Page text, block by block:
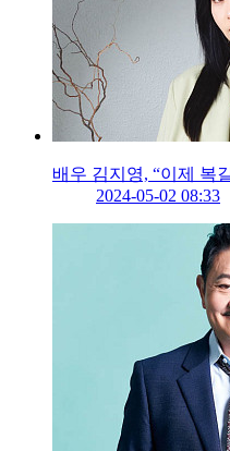
배우 김지영, “이제 복
2024-05-02 08:33